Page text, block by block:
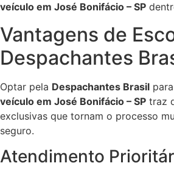
veículo em José Bonifácio – SP
Vantagens de
Despachantes
Optar pela Despachantes Brasil
veículo em José Bonifácio – SP traz
exclusivas que tornam o processo
seguro.
Atendimento